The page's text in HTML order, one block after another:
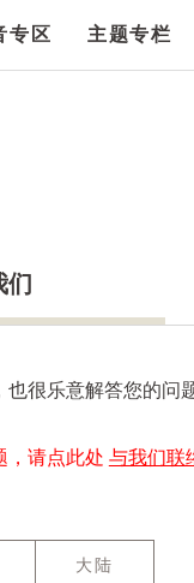
专区 主题专栏
们
也很乐意解答您的问
，请点此处 与我们联
大陆